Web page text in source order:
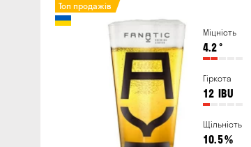
Міцність
4.2°
Гіркота
12 IBU
Щільність
10.5%
Топ продажів